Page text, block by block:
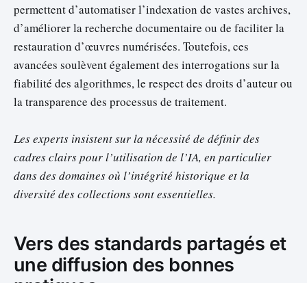
permettent d’automatiser l’indexation de vastes archives,
d’améliorer la recherche documentaire ou de faciliter la
restauration d’œuvres numérisées. Toutefois, ces
avancées soulèvent également des interrogations sur la
fiabilité des algorithmes, le respect des droits d’auteur ou
la transparence des processus de traitement.
Les experts insistent sur la nécessité de définir des
cadres clairs pour l’utilisation de l’IA, en particulier
dans des domaines où l’intégrité historique et la
diversité des collections sont essentielles.
Vers des standards partagés et
une diffusion des bonnes